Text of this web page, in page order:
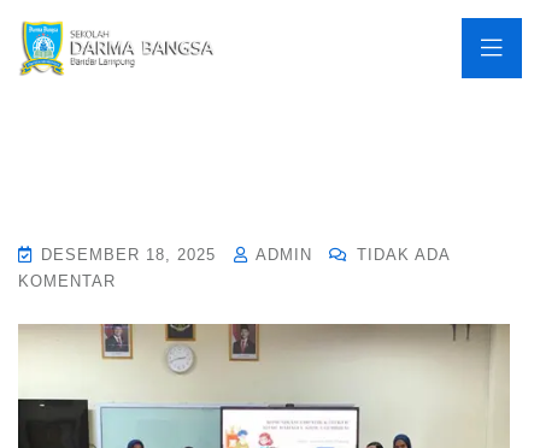
DESEMBER 18, 2025 ADMIN
TIDAK ADA
KOMENTAR